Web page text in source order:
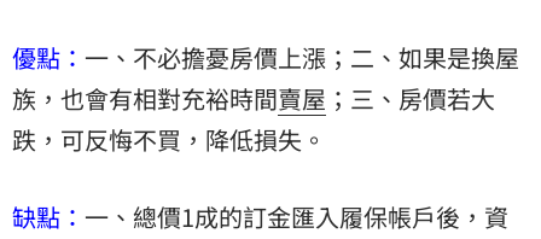
優點： 一、不必擔憂房價上漲；二、如果是換屋
族，也會有相對充裕時間賣屋 ；三、房價若大
跌，可反悔不買，降低損失。
缺點： 一、總價1成的訂金匯入履保帳戶後，資